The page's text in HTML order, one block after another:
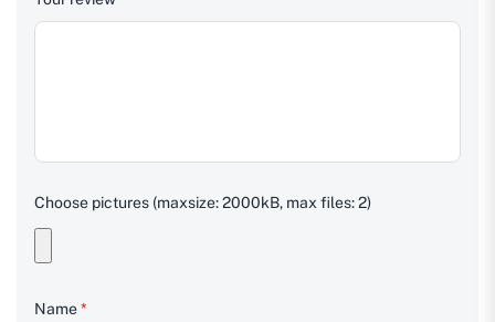
Choose pictures (maxsize: 2000kB, max files: 2)
Name*